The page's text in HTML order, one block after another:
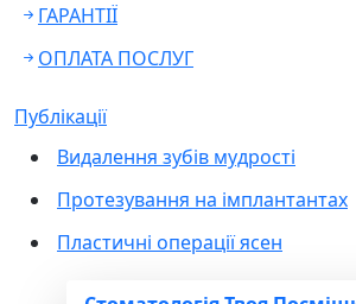
ГАРАНТІЇ
ОПЛАТА ПОСЛУГ
Публікації
Видалення зубів мудрості
Протезування на імплантантах
Пластичні операції ясен